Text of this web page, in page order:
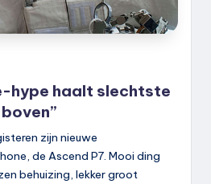
hype haalt slechtste
zijn nieuwe
de Ascend P7. Mooi ding
behuizing, lekker groot